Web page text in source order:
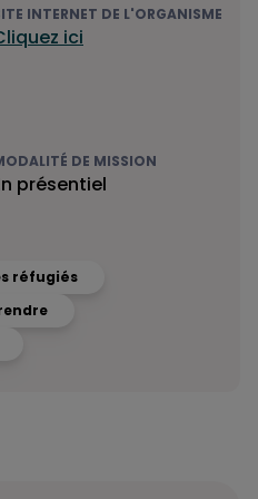
INTERNET DE L'ORGANISME
ici
DE MISSION
présentiel
réfugiés